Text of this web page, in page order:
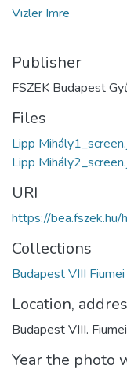
Vizler Imre
Publisher
FSZEK Budapest
Files
Lipp
Lipp
URI
https://
Collections
Budapest VIII
Location,
Budapest VIII.
Year the photo